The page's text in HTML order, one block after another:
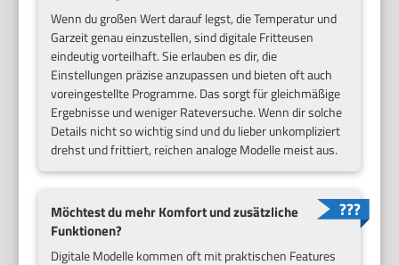
Wenn du großen Wert darauf legst, die Temperatur und
Garzeit genau einzustellen, sind digitale Fritteusen
eindeutig vorteilhaft. Sie erlauben es dir, die
Einstellungen präzise anzupassen und bieten oft auch
voreingestellte Programme. Das sorgt für gleichmäßige
Ergebnisse und weniger Rateversuche. Wenn dir solche
Details nicht so wichtig sind und du lieber unkompliziert
drehst und frittiert, reichen analoge Modelle meist aus.
Möchtest du mehr Komfort und zusätzliche
Funktionen?
Digitale Modelle kommen oft mit praktischen Features